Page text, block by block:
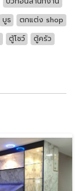
บูธ
ตกแต่ง shop
ตู้โชว์
ตู้ครัว